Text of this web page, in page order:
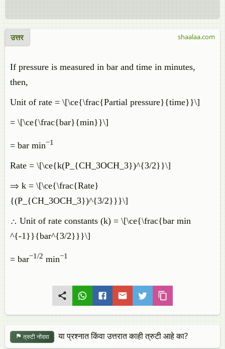
उत्तर
If pressure is measured in bar and time in minutes,
then,
Unit of rate = \[\ce{\frac{Partial pressure}{time}}\]
= \[\ce{\frac{bar}{min}}\]
= bar min−1
Rate = \[\ce{k(P_{CH_3OCH_3})^{3/2}}\]
⇒ k = \[\ce{\frac{Rate}
{(P_{CH_3OCH_3})^{3/2}}}\]
∴ Unit of rate constants (k) = \[\ce{\frac{bar min
^{-1}}{bar^{3/2}}}\]
= bar−1/2 min−1
shaalaa.com
त्रुटी नोंदवा या प्रश्नात किंवा उत्तरात काही त्रुटी आहे का?